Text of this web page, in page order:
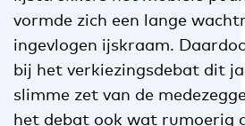
vormde zich een lange
ingevlogen ijskraam.
bij het verkiezingsdebat dit
slimme zet van de
het debat ook wat rumoerig